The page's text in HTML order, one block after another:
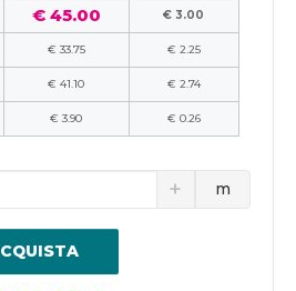
€ 45.00
€ 3.00
€ 33.75
€ 2.25
€ 41.10
€ 2.74
€ 3.90 € 0.26
m